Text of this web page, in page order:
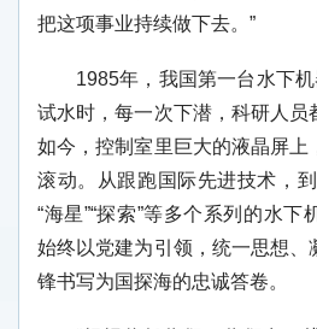
把这项事业持续做下去。”
1985年，我国第一台水下
试水时，每一次下潜，科研人员
如今，控制室里巨大的液晶屏上
滚动。从跟跑国际先进技术，到
“海星”“探索”等多个系列的水
始终以党建为引领，统一思想、
锋书写为国探海的忠诚答卷。